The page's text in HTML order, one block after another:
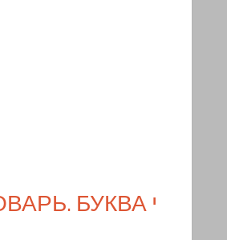
ИВРИТ-РУССКИЙ УДОБНЫЙ (КОРНЕВОЙ) СЛОВАРЬ. БУКВА י